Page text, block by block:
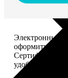
Электронные
оформить на
Сертификат вы
удобно.